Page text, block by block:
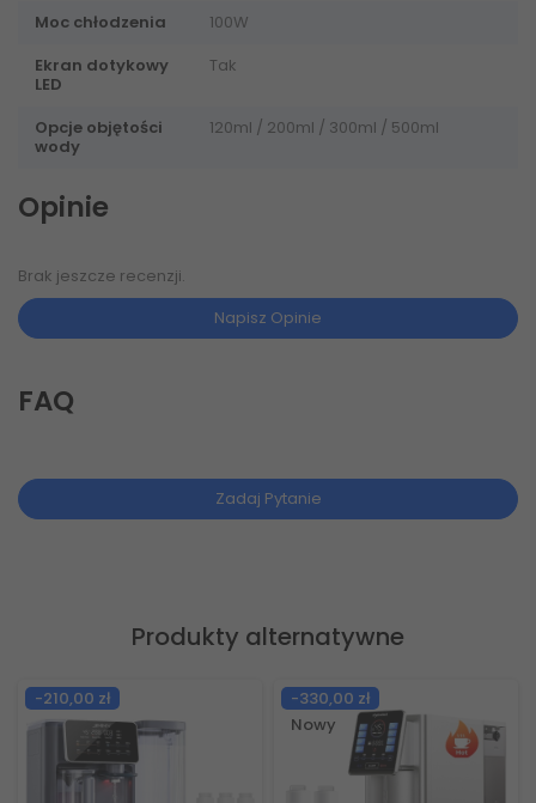
Moc chłodzenia
100W
Ekran dotykowy
LED
Tak
Opcje objętości
wody
120ml / 200ml / 300ml / 500ml
Opinie
Brak jeszcze recenzji.
Napisz Opinie
FAQ
Zadaj Pytanie
Produkty alternatywne
-200,00 zł
-408,99 zł
Nowy